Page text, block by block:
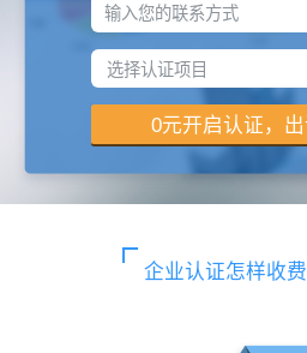
输入您的联系方式
企业认证怎样收费